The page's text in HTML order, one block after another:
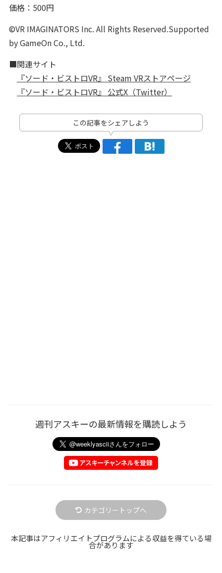
価格：500円
©VR IMAGINATORS Inc. All Rights Reserved.Supported
by GameOn Co., Ltd.
■関連サイト
『ソード・ビストロVR』 Steam VRストアページ
『ソード・ビストロVR』 公式X（Twitter）
この記事をシェアしよう
週刊アスキーの最新情報を購読しよう
カテゴリートップへ
本記事はアフィリエイトプログラムによる収益を得ている場
合があります